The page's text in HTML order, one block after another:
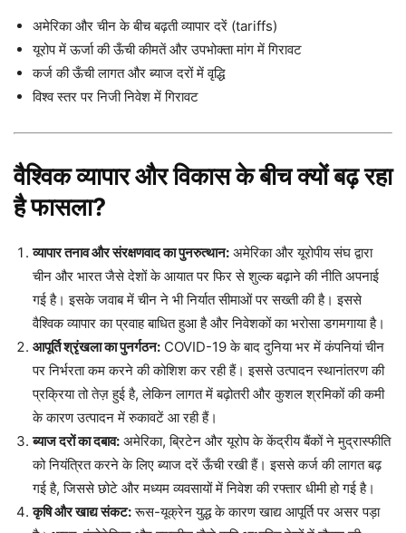
अमेरिका और चीन के बीच बढ़ती व्यापार दरें (tariffs)
यूरोप में ऊर्जा की ऊँची कीमतें और उपभोक्ता मांग में गिरावट
कर्ज की ऊँची लागत और ब्याज दरों में वृद्धि
विश्व स्तर पर निजी निवेश में गिरावट
वैश्विक व्यापार और विकास के बीच क्यों बढ़ रहा
है फासला?
व्यापार तनाव और संरक्षणवाद का पुनरुत्थान: अमेरिका और यूरोपीय संघ द्वारा
चीन और भारत जैसे देशों के आयात पर फिर से शुल्क बढ़ाने की नीति अपनाई
गई है। इसके जवाब में चीन ने भी निर्यात सीमाओं पर सख्ती की है। इससे
वैश्विक व्यापार का प्रवाह बाधित हुआ है और निवेशकों का भरोसा डगमगाया है।
आपूर्ति श्रृंखला का पुनर्गठन: COVID-19 के बाद दुनिया भर में कंपनियां चीन
पर निर्भरता कम करने की कोशिश कर रही हैं। इससे उत्पादन स्थानांतरण की
प्रक्रिया तो तेज़ हुई है, लेकिन लागत में बढ़ोतरी और कुशल श्रमिकों की कमी
के कारण उत्पादन में रुकावटें आ रही हैं।
ब्याज दरों का दबाव: अमेरिका, ब्रिटेन और यूरोप के केंद्रीय बैंकों ने मुद्रास्फीति
को नियंत्रित करने के लिए ब्याज दरें ऊँची रखी हैं। इससे कर्ज की लागत बढ़
गई है, जिससे छोटे और मध्यम व्यवसायों में निवेश की रफ्तार धीमी हो गई है।
कृषि और खाद्य संकट:रूस-यूक्रेन युद्ध के कारण खाद्य आपूर्ति पर असर पड़ा